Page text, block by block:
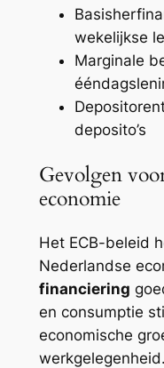
wekelijkse
Marginale
deposito’s
Gevolgen
economie
Het ECB-beleid
Nederlandse
financiering
en consumptie
economische